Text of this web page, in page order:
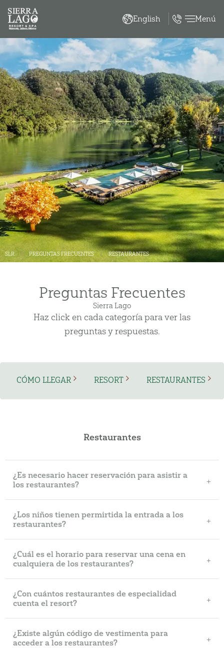
English Menú
SLR PREGUNTAS FRECUENTES RESTAURANTES
Preguntas Frecuentes
Sierra Lago
Haz click en cada categoría para ver las
preguntas y respuestas.
CÓMO LLEGAR RESORT RESTAURANTES
Restaurantes
¿Es necesario hacer reservación para asistir a
los restaurantes?
¿Los niños tienen permirtida la entrada a los
restaurantes?
¿Cuál es el horario para reservar una cena en
cualquiera de los restaurantes?
¿Con cuántos restaurantes de especialidad
cuenta el resort?
¿Existe algún código de vestimenta para
acceder a los restaurantes?